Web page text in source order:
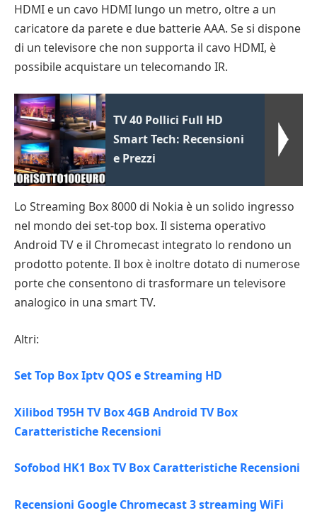
HDMI e un cavo HDMI lungo un metro, oltre a un
caricatore da parete e due batterie AAA. Se si dispone
di un televisore che non supporta il cavo HDMI, è
possibile acquistare un telecomando IR.
TV 40 Pollici Full HD
Smart Tech: Recensioni
e Prezzi
Lo Streaming Box 8000 di Nokia è un solido ingresso
nel mondo dei set-top box. Il sistema operativo
Android TV e il Chromecast integrato lo rendono un
prodotto potente. Il box è inoltre dotato di numerose
porte che consentono di trasformare un televisore
analogico in una smart TV.
Altri:
Set Top Box Iptv QOS e Streaming HD
Xilibod T95H TV Box 4GB Android TV Box
Caratteristiche Recensioni
Sofobod HK1 Box TV Box Caratteristiche Recensioni
Recensioni Google Chromecast 3 streaming WiFi